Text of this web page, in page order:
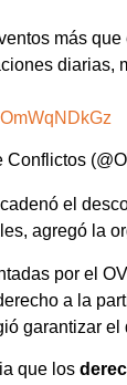
más
diarias,
el
agregó la
por el
a la
garantizar el
que los